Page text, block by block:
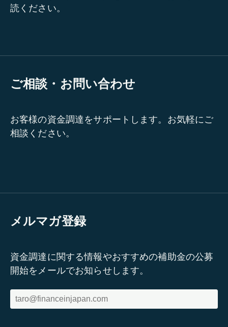
読ください。
ご相談・お問い合わせ
お客様の資金調達をサポートします。お気軽にご
相談ください。
メルマガ登録
資金調達に関する情報やおすすめの補助金の公募
開始をメールでお知らせします。